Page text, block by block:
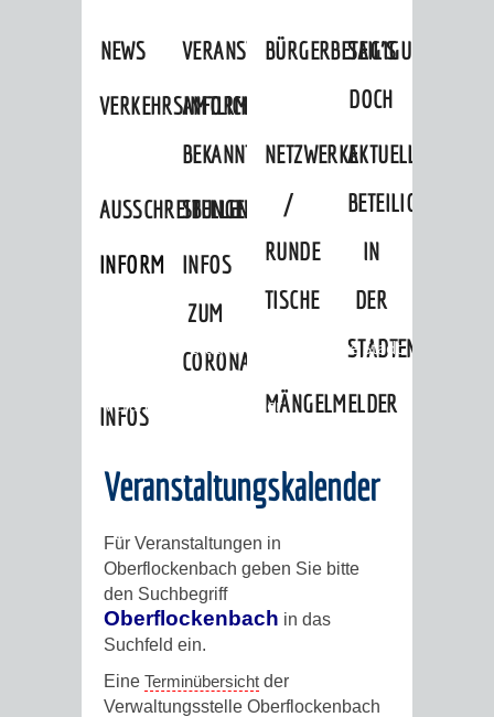
NEWS
VERANSTALTUNGSKALENDER
VERKEHRSINFORMATIONEN
AMTLICHE
BEKANNTMACHUNGEN
AUSSCHREIBUNGEN
INFORMATIONSPFLICHTEN
STELLENANGEBOTE
INFOS
ZUM
CORONAVIRUS
INFOS
ZUR
BÜRGERBETEILIGUNG
SAG'S
DOCH
NETZWERKE
/
RUNDE
TISCHE
AKTUELLE
BETEILIGUNGEN
IN
DER
MÄNGELMELDER
REPORTAGEN
DER AKTUELLES
»Stadtthemen
Unsere Stadt
Ortschaften »Oberflockenbach
Veranstaltungskalender
Veranstaltungskalender
Für Veranstaltungen in
Oberflockenbach geben Sie bitte
den Suchbegriff
Oberflockenbach in das
Suchfeld ein.
Eine Terminübersicht der
Verwaltungsstelle Oberflockenbach